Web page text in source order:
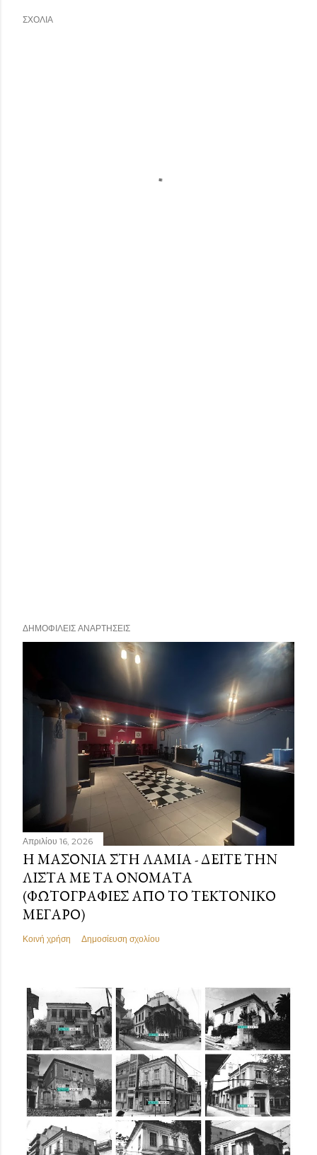
ΣΧΌΛΙΑ
ΔΗΜΟΦΙΛΕΊΣ ΑΝΑΡΤΉΣΕΙΣ
Απριλίου 16, 2026
Η ΜΑΣΟΝΊΑ ΣΤΗ ΛΑΜΊΑ - ΔΕΊΤΕ ΤΗΝ
ΛΊΣΤΑ ΜΕ ΤΑ ΟΝΌΜΑΤΑ
(ΦΩΤΟΓΡΑΦΊΕΣ ΑΠΌ ΤΟ ΤΕΚΤΟΝΙΚΌ
ΜΈΓΑΡΟ)
Κοινή χρήση Δημοσίευση σχολίου